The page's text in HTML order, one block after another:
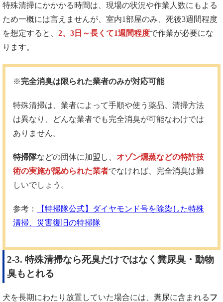
特殊清掃にかかかる時間は、現場の状況や作業人数にもよる
ため一概には言えませんが、室内1部屋のみ、死後3週間程度
を想定すると、 2、3日～長くて1週間程度で作業が必要にな
ります。
※完全消臭は限られた業者のみが対応可能
特殊清掃は、業者によって手順や使う薬品、清掃方法
は異なり、どんな業者でも完全消臭が可能なわけでは
ありません。
特掃隊などの団体に加盟し、 オゾン燻蒸などの特許技
術の実施が認められた業者でなければ、完全消臭は難
しいでしょう。
参考：
【特掃隊公式】ダイヤモンド号を除染した特殊
清掃、災害復旧の特掃隊
2-3. 特殊清掃なら死臭だけではなく糞尿臭・動物
臭もとれる
犬を長期にわたり放置していた場合には、糞尿に含まれるフ